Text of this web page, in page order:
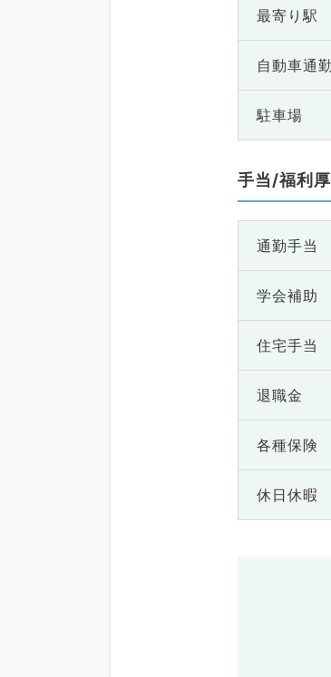
最寄り駅
自動車通勤
駐車場
手当/福利
通勤手当
学会補助
住宅手当
退職金
各種保険
休日休暇